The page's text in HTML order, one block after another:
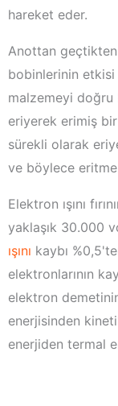
hareket eder.
Anottan
bobinlerinin
malzemeyi
eriyerek erimiş
sürekli olarak
ve böylece
Elektron ışını
yaklaşık 30.000
ışını kaybı
elektronlarının
elektron
enerjisinden
enerjiden termal